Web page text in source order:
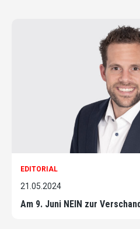
EDITORIAL
21.05.2024
Am 9. Juni NEIN zur